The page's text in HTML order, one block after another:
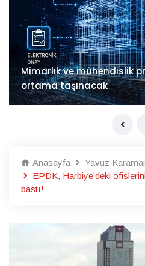
Mimarlık ve mühendislik
ortama taşınacak
Anasayfa
Yavuz
EPDK, Harbiye’deki
bastı!